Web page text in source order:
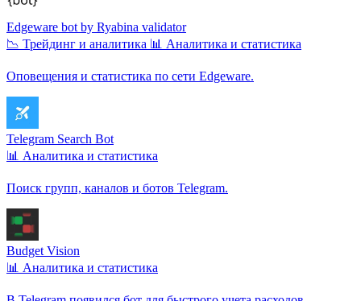
Edgeware bot by Ryabina validator
📉 Трейдинг и аналитика 📊 Аналитика и статистика
Оповещения и статистика по сети Edgeware.
Telegram Search Bot
📊 Аналитика и статистика
Поиск групп, каналов и ботов Telegram.
Budget Vision
📊 Аналитика и статистика